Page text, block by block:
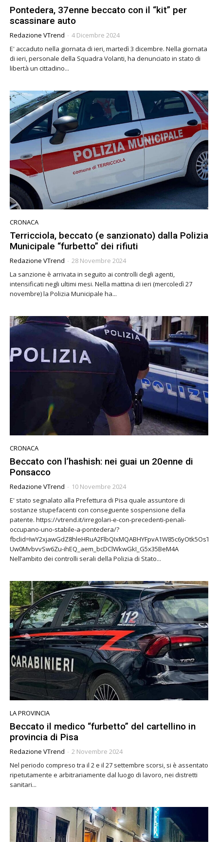
Pontedera, 37enne beccato con il “kit” per
scassinare auto
Redazione VTrend - 4 Dicembre 2024
E' accaduto nella giornata di ieri, martedì 3 dicembre. Nella giornata
di ieri, personale della Squadra Volanti, ha denunciato in stato di
libertà un cittadino...
CRONACA
Terricciola, beccato (e sanzionato) dalla Polizia
Municipale “furbetto” dei rifiuti
Redazione VTrend - 28 Novembre 2024
La sanzione è arrivata in seguito ai controlli degli agenti,
intensificati negli ultimi mesi. Nella mattina di ieri (mercoledì 27
novembre) la Polizia Municipale ha...
CRONACA
Beccato con l’hashish: nei guai un 20enne di
Ponsacco
Redazione VTrend - 10 Novembre 2024
E' stato segnalato alla Prefettura di Pisa quale assuntore di
sostanze stupefacenti con conseguente sospensione della
patente. https://vtrend.it/irregolari-e-con-precedenti-penali-
occupano-uno-stabile-a-pontedera/?
Uw0MvbvvSw6Zu-ihEQ_aem_bcDClWkwGkI_G5x35BeM4A
Nell’ambito dei controlli serali della Polizia di Stato...
LA PROVINCIA
Beccato il medico “furbetto” del cartellino in
provincia di Pisa
Redazione VTrend - 2 Novembre 2024
Nel periodo compreso tra il 2 e il 27 settembre scorsi, si è assentato
ripetutamente e arbitrariamente dal luogo di lavoro, nei distretti
sanitari...